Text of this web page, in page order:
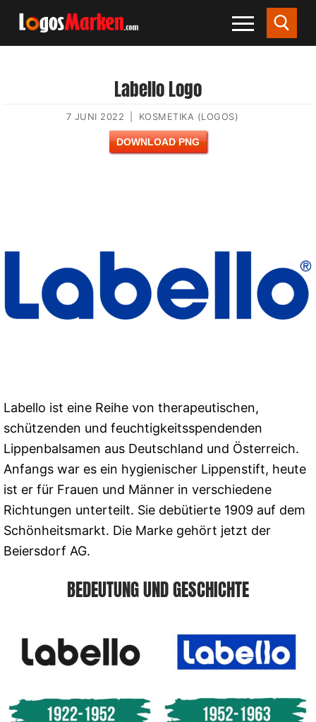
Labello Logo
7 JUNI 2022 KOSMETIKA (LOGOS)
DOWNLOAD PNG
Labello ist eine Reihe von therapeutischen,
schützenden und feuchtigkeitsspendenden
Lippenbalsamen aus Deutschland und Österreich.
Anfangs war es ein hygienischer Lippenstift, heute
ist er für Frauen und Männer in verschiedene
Richtungen unterteilt. Sie debütierte 1909 auf dem
Schönheitsmarkt. Die Marke gehört jetzt der
Beiersdorf AG.
BEDEUTUNG UND GESCHICHTE